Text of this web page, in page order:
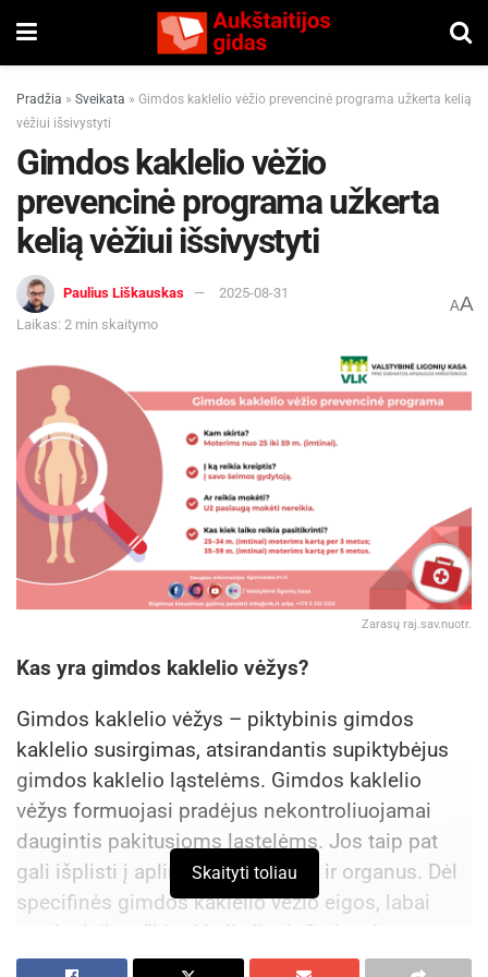
Pradžia » Sveikata » Gimdos kaklelio vėžio prevencinė programa užkerta kelią
vėžiui išsivystyti
Gimdos kaklelio vėžio
prevencinė programa užkerta
kelią vėžiui išsivystyti
Paulius Liškauskas
2025-08-31
Laikas: 2 min skaitymo
AA
Zarasų raj.sav.nuotr.
Kas yra gimdos kaklelio vėžys?
Gimdos kaklelio vėžys – piktybinis gimdos
kaklelio susirgimas, atsirandantis supiktybėjus
gimdos kaklelio ląstelėms. Gimdos kaklelio
vėžys formuojasi pradėjus nekontroliuojamai
daugintis pakitusioms ląstelėms. Jos taip pat
gali išplisti į aplinkinius audinius ir organus. Dėl
specifinės gimdos kaklelio vėžio eigos, labai
svarbu laiku užkirsti kelią ligai. Geriausia
prevencija yra reguliariai atliekami gimdos
Skaityti toliau